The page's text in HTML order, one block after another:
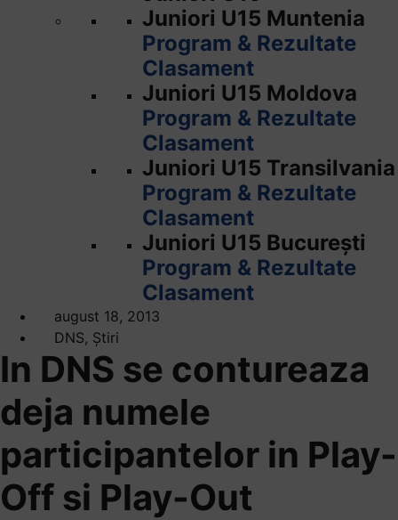
Juniori U15 Muntenia
Program & Rezultate
Clasament
Juniori U15 Moldova
Program & Rezultate
Clasament
Juniori U15 Transilvania
Program & Rezultate
Clasament
Juniori U15 București
Program & Rezultate
Clasament
august 18, 2013
DNS, Știri
In DNS se contureaza
deja numele
participantelor in Play-
Off si Play-Out